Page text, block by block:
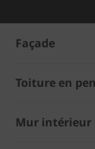
Façade
Toiture en
Mur intérieur